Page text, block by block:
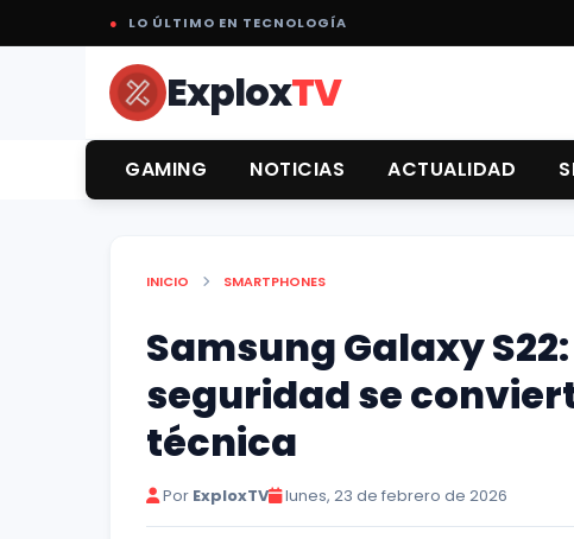
● LO ÚLTIMO EN TECNOLOGÍA
ExploxTV
GAMING NOTICIAS ACTUALIDAD
INICIO SMARTPHONES
Samsung Galaxy
seguridad se
técnica
Por ExploxTV lunes, 23 de febrero de 2026